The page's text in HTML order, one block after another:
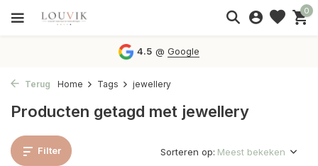
0
4.5 @Google
Terug Home Tags jewellery
Producten getagd met jewellery
Filter Sorteren op: